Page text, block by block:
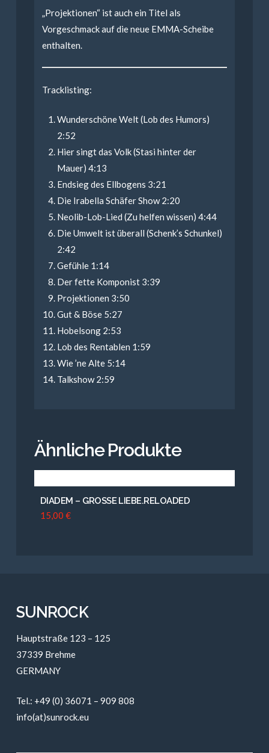
„Projektionen“ ist auch ein Titel als
Vorgeschmack auf die neue EMMA-Scheibe
enthalten.
Tracklisting:
Wunderschöne Welt (Lob des Humors)
2:52
Hier singt das Volk (Stasi hinter der
Mauer) 4:13
Endsieg des Ellbogens 3:21
Die Irabella Schäfer Show 2:20
Neolib-Lob-Lied (Zu helfen wissen) 4:44
Die Umwelt ist überall (Schenk’s Schunkel)
2:42
Gefühle 1:14
Der fette Komponist 3:39
Projektionen 3:50
Gut & Böse 5:27
Hobelsong 2:53
Lob des Rentablen 1:59
Wie ’ne Alte 5:14
Talkshow 2:59
Ähnliche Produkte
DIADEM – GROSSE LIEBE.RELOADED
15,00 €
SUNROCK
Hauptstraße 123 – 125
37339 Brehme
GERMANY
Tel.: +49 (0) 36071 – 909 808
info(at)sunrock.eu